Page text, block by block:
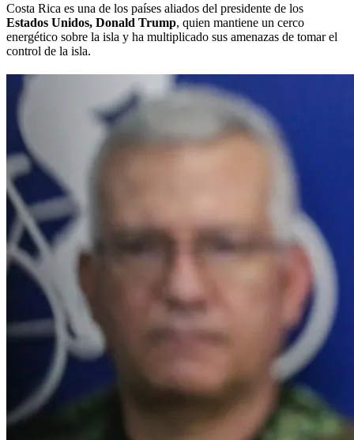
Costa Rica es una de los países aliados del presidente de los
Estados Unidos, Donald Trump, quien mantiene un cerco
energético sobre la isla y ha multiplicado sus amenazas de tomar el
control de la isla.